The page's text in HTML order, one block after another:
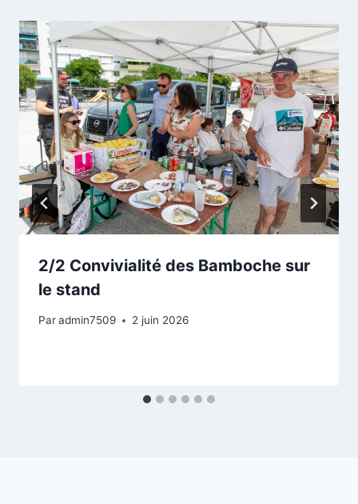
2/2 Convivialité des Bamboche sur
le stand
Paradmin7509 2 juin 2026